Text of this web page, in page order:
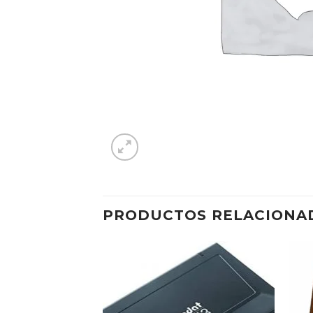
PRODUCTOS